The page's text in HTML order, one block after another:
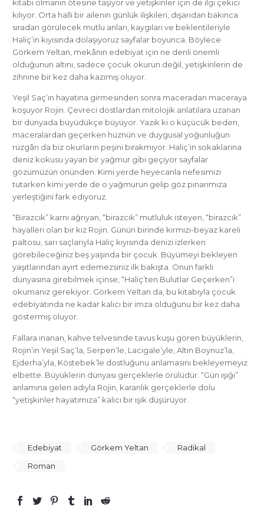
kitabı olmanın ötesine taşıyor ve yetişkinler için de ilgi çekici
kılıyor. Orta halli bir ailenin günlük ilişkileri, dışarıdan bakınca
sıradan görülecek mutlu anları, kaygıları ve beklentileriyle
Haliç’in kıyısında dolaşıyoruz sayfalar boyunca. Böylece
Görkem Yeltan, mekânın edebiyat için ne denli önemli
olduğunun altını, sadece çocuk okurun değil, yetişkinlerin de
zihnine bir kez daha kazımış oluyor.
Yeşil Saç’ın hayatına girmesinden sonra maceradan maceraya
koşuyor Rojin. Çevreci dostlardan mitolojik anlatılara uzanan
bir dünyada büyüdükçe büyüyor. Yazık ki o küçücük beden,
maceralardan geçerken hüznün ve duygusal yoğunluğun
rüzgârı da biz okurların peşini bırakmıyor. Haliç’in sokaklarına
deniz kokusu yayan bir yağmur gibi geçiyor sayfalar
gözümüzün önünden. Kimi yerde heyecanla nefesimizi
tutarken kimi yerde de o yağmurun gelip göz pınarımıza
yerleştiğini fark ediyoruz.
“Birazcık” karnı ağrıyan, “birazcık” mutluluk isteyen, “birazcık”
hayalleri olan bir kız Rojin. Günün birinde kırmızı-beyaz kareli
paltosu, sarı saçlarıyla Haliç kıyısında denizi izlerken
görebileceğiniz beş yaşında bir çocuk. Büyümeyi bekleyen
yaşıtlarından ayırt edemezsiniz ilk bakışta. Onun farklı
dünyasına girebilmek içinse, “Haliç’ten Bulutlar Geçerken”i
okumanız gerekiyor. Görkem Yeltan da, bu kitabıyla çocuk
edebiyatında ne kadar kalıcı bir imza olduğunu bir kez daha
göstermiş oluyor.
Fallara inanan, kahve telvesinde tavus kuşu gören büyüklerin,
Rojin’in Yeşil Saç’la, Serpen’le, Lacigale’yle, Altın Boynuz’la,
Ejderha’yla, Köstebek’le dostluğunu anlamasını bekleyemeyiz
elbette. Büyüklerin dünyası gerçeklerle örülüdür. “Gün ışığı”
anlamına gelen adıyla Rojin, karanlık gerçeklerle dolu
“yetişkinler hayatımıza” kalıcı bir ışık düşürüyor.
Edebiyat Görkem Yeltan
Radikal
Roman